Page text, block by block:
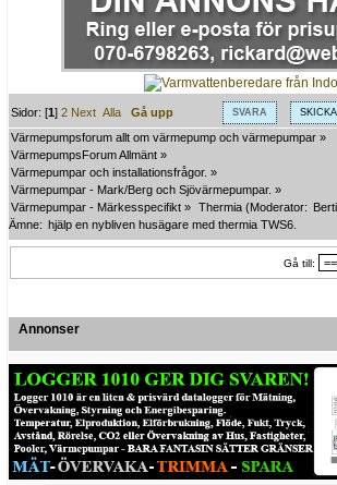
SVARA
Sidor: [1]2 Next Alla
Gå upp
Värmepumpsforum allt om värmepump och värmepumpar »
VärmepumpsForum Allmänt »
Värmepumpar och installationsfrågor. »
Värmepumpar - Mark/Berg och Sjövärmepumpar. »
Värmepumpar - Märkesspecifikt » Thermia (Moderator:
Ämne: hjälp en nybliven husägare med thermia TWS6.
Gå till:
Annonser